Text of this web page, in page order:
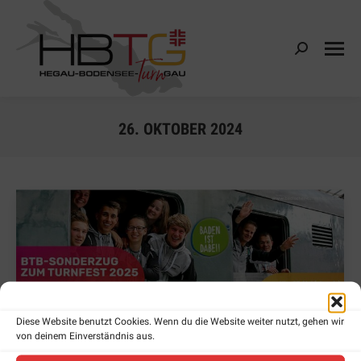
Diese Website benutzt Cookies. Wenn du die Website weiter nutzt, gehen wir
von deinem Einverständnis aus.
Search:
26. OKTOBER 2024